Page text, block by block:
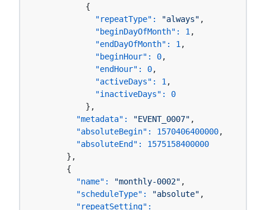
          {
"repeatType":
"always" ,
"beginDayOfMonth":
1 ,
"endDayOfMonth":
1 ,
"beginHour":
0,
"endHour":
0,
"activeDays":
1 ,
"inactiveDays":
0
          },
"metadata":
"EVENT_0007" ,
"absoluteBegin":
1570406400000,
"absoluteEnd":
1575158400000
      },
      {
"name":
"monthly-0002" ,
"scheduleType":
"absolute" ,
"repeatSetting":